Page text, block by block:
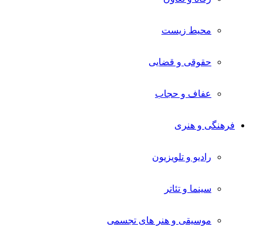
محیط زیست
حقوقی و قضایی
عفاف و حجاب
فرهنگی و هنری
رادیو و تلویزیون
سینما و تئاتر
موسیقی و هنر های تجسمی